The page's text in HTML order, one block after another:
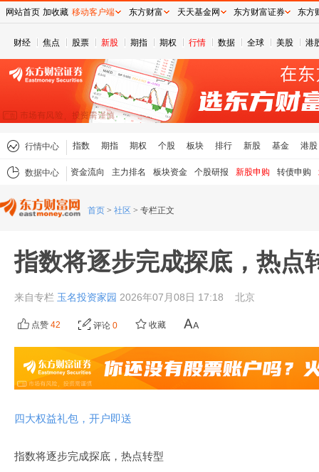
财经 焦点 股票 新股 期指 期权 行情 数据 全球 美股 港
行情中心 指数 期指 期权 个股 板块 排行 新股 基金 港股
数据中心 资金流向 主力排名 板块资金 个股研报 新股申购 转债申购
首页 > 社区 > 专栏正文
指数将逐步完成探底，热点
来自专栏 玉名投资家园 2026年07月08日 17:18 北京
点赞 42 评论 0 收藏
四大权益礼包，开户即送
指数将逐步完成探底，热点转型
网站首页 加收藏 移动客户端 东方财富 天天基金网 东方财富证券 东方